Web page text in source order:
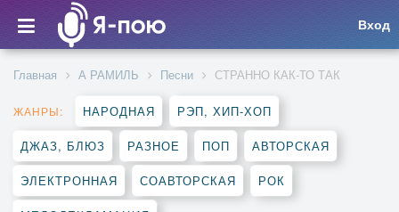
Вход
Главная А РАМИЛЬ Песни СТРАННО КАК-ТО ТАК
ЖАНРЫ: НАРОДНАЯ РЭП, ХИП-ХОП
ДЖАЗ, БЛЮЗ РАЗНОЕ ПОП АВТОРСКАЯ
ЭЛЕКТРОННАЯ СОАВТОРСКАЯ РОК